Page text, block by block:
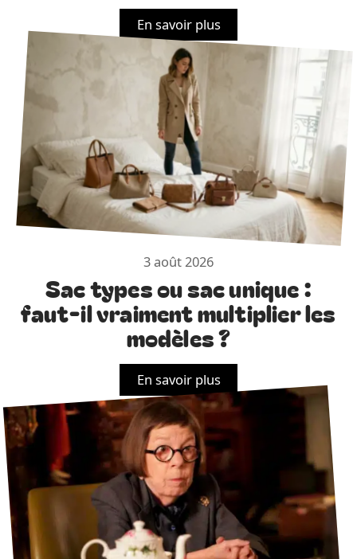
En savoir plus
3 août 2026
Sac types ou sac unique :
faut-il vraiment multiplier les
modèles ?
En savoir plus